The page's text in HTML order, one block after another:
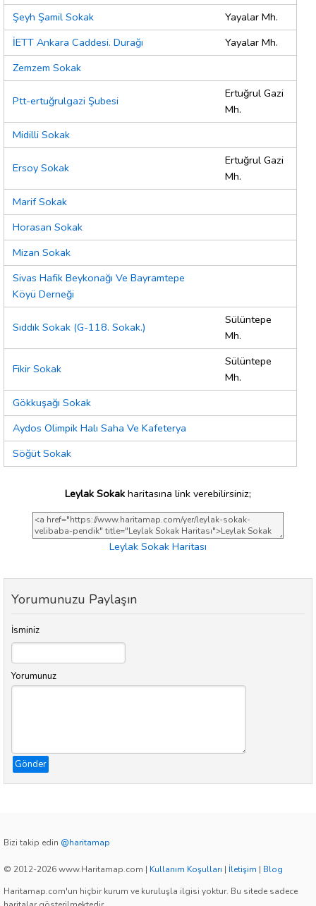
Şeyh Şamil Sokak
Yayalar Mh.
İETT Ankara Caddesi. Durağı
Yayalar Mh.
Zemzem Sokak
Ptt-ertuğrulgazi Şubesi
Ertuğrul Gazi
Mh.
Midilli Sokak
Ersoy Sokak
Ertuğrul Gazi
Mh.
Marif Sokak
Horasan Sokak
Mizan Sokak
Sivas Hafik Beykonağı Ve Bayramtepe
Köyü Derneği
Sıddık Sokak (G-118. Sokak.)
Sülüntepe
Mh.
Fikir Sokak
Sülüntepe
Mh.
Gökkuşağı Sokak
Aydos Olimpik Halı Saha Ve Kafeterya
Söğüt Sokak
Leylak Sokak haritasına link verebilirsiniz;
Leylak Sokak Haritası
Yorumunuzu Paylaşın
İsminiz
Yorumunuz
Gönder
Bizi takip edin @haritamap
© 2012-2026 www.Haritamap.com | Kullanım Koşulları | İletişim | Blog
Haritamap.com'un hiçbir kurum ve kuruluşla ilgisi yoktur. Bu sitede sadece